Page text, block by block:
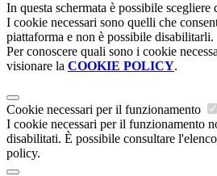
In questa schermata è possibile
I cookie necessari sono quelli che
piattaforma e non è possibile disabilitarli.
Per conoscere quali sono i cookie
visionare la COOKIE POLICY.
Cookie necessari per il funzionamento
I cookie necessari per il funzionamento
disabilitati. È possibile consultare
policy.